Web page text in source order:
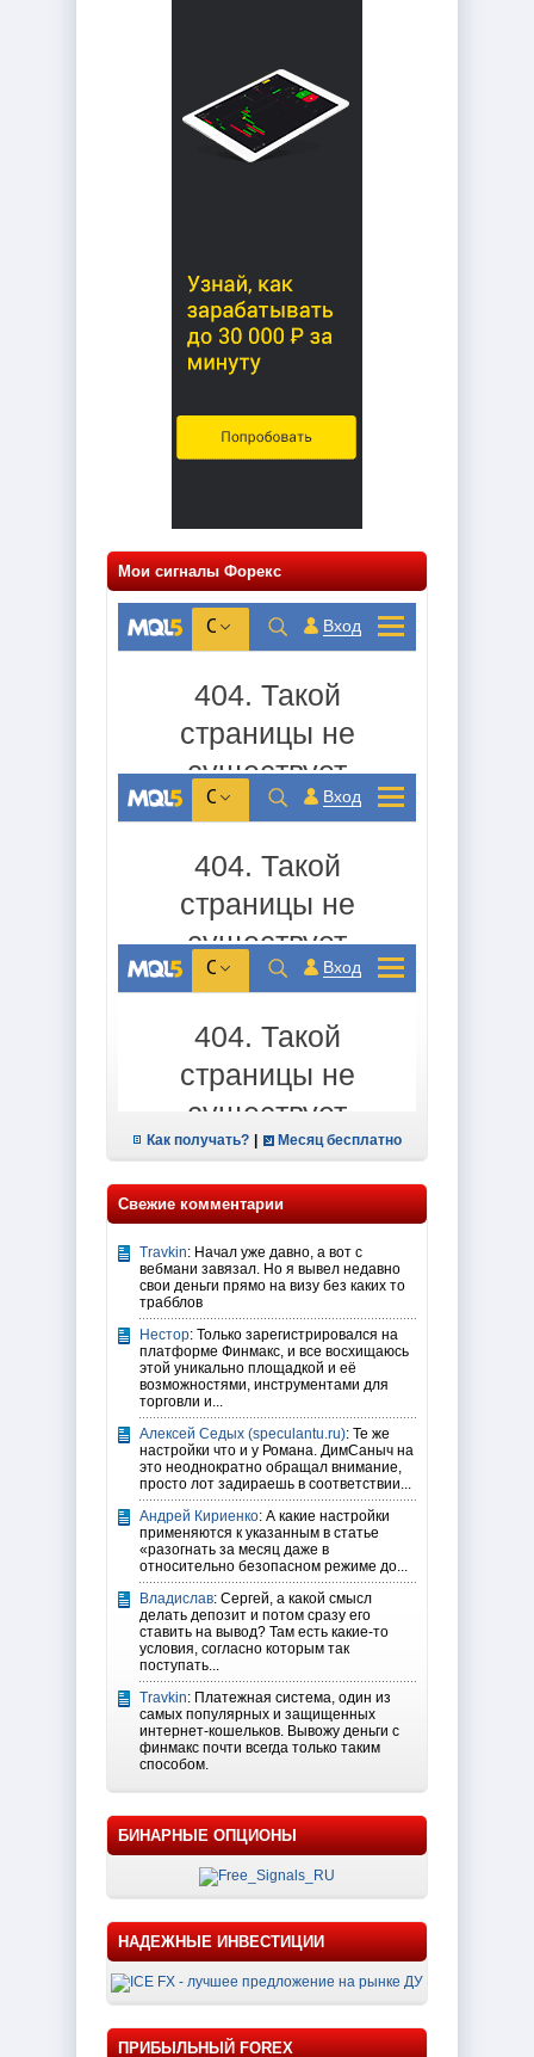
Мои сигналы Форекс
Как получать? Месяц бесплатно
Свежие комментарии
Travkin: Начал уже давно, а вот с
вебмани завязал. Но я вывел недавно
свои деньги прямо на визу без каких то
трабблов
Нестор: Только зарегистрировался на
платформе Финмакс, и все восхищаюсь
этой уникально площадкой и её
возможностями, инструментами для
торговли и...
Алексей Седых (speculantu.ru): Те же
настройки что и у Романа. ДимСаныч на
это неоднократно обращал внимание,
просто лот задираешь в соответствии...
Андрей Кириенко: А какие настройки
применяются к указанным в статье
«разогнать за месяц даже в
относительно безопасном режиме до...
Владислав: Сергей, а какой смысл
делать депозит и потом сразу его
ставить на вывод? Там есть какие-то
условия, согласно которым так
поступать...
Travkin: Платежная система, один из
самых популярных и защищенных
интернет-кошельков. Вывожу деньги с
финмакс почти всегда только таким
способом.
БИНАРНЫЕ ОПЦИОНЫ
НАДЕЖНЫЕ ИНВЕСТИЦИИ
ПРИБЫЛЬНЫЙ FOREX